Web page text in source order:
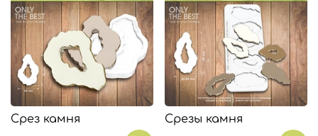
Срез камня
Срезы камня